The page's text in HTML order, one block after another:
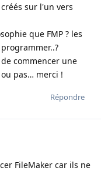
sur l'un vers
que FMP ? les
commencer une
pas… merci !
Répondre
FileMaker car ils ne